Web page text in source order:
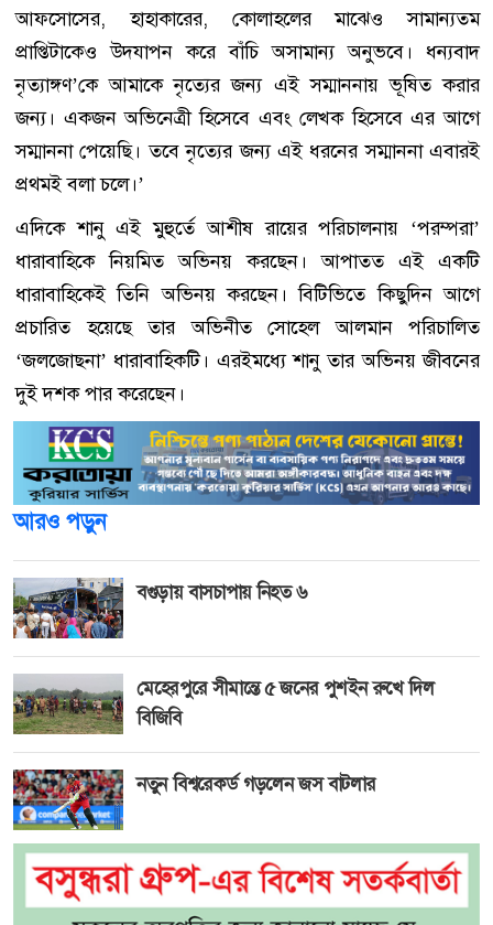
আফসোসের, হাহাকারের, কোলাহলের মাঝেও সামান্যতম
প্রাপ্তিটাকেও উদযাপন করে বাঁচি অসামান্য অনুভবে। ধন্যবাদ
নৃত্যাঙ্গণ’কে আমাকে নৃত্যের জন্য এই সম্মাননায় ভূষিত করার
জন্য। একজন অভিনেত্রী হিসেবে এবং লেখক হিসেবে এর আগে
সম্মাননা পেয়েছি। তবে নৃত্যের জন্য এই ধরনের সম্মাননা এবারই
প্রথমই বলা চলে।’
এদিকে শানু এই মুহুর্তে আশীষ রায়ের পরিচালনায় ‘পরম্পরা’
ধারাবাহিকে নিয়মিত অভিনয় করছেন। আপাতত এই একটি
ধারাবাহিকেই তিনি অভিনয় করছেন। বিটিভিতে কিছুদিন আগে
প্রচারিত হয়েছে তার অভিনীত সোহেল আলমান পরিচালিত
‘জলজোছনা’ ধারাবাহিকটি। এরইমধ্যে শানু তার অভিনয় জীবনের
দুই দশক পার করেছেন।
আরও পড়ুন
বগুড়ায় বাসচাপায় নিহত ৬
মেহেরপুরে সীমান্তে ৫ জনের পুশইন রুখে দিল
বিজিবি
নতুন বিশ্বরেকর্ড গড়লেন জস বাটলার